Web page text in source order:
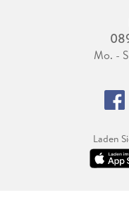
Mo. -
Laden